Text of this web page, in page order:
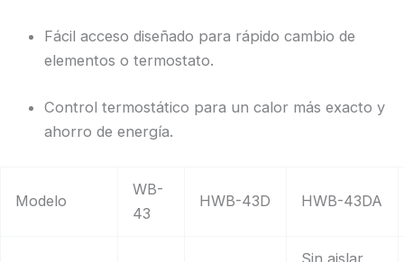
Fácil acceso diseñado para rápido cambio de
elementos o termostato.
Control termostático para un calor más exacto y
ahorro de energía.
Modelo
WB-
43
HWB-43D HWB-43DA
Sin aislar